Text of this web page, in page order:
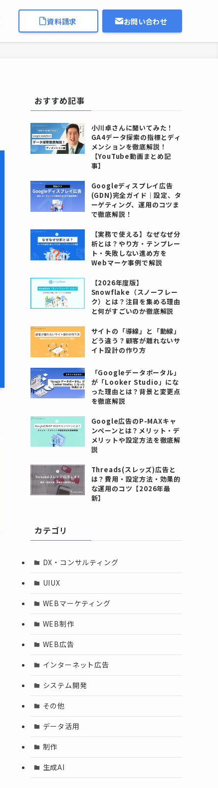
資料請求 お問い合わせ
おすすめ記事
小川卓さんに聞いてみた！
GA4データ探索の指標とディ
メンションを徹底解説！
【YouTube動画まとめ記
事】
Googleディスプレイ広告
(GDN)完全ガイド｜設定、タ
ーゲティング、運用のコツま
で徹底解説！
【実務で使える】なぜなぜ分
析とは？やり方・テンプレー
ト・失敗しない進め方を
Webマーケ事例で解説
【2026年度版】
Snowflake（スノーフレー
ク）とは？注目を集める理由
と何がすごいのか徹底解説
サイトの「導線」と「動線」
どう違う？顧客が離れないサ
イト設計の作り方
「Googleデータポータル」
が「Looker Studio」にな
った理由とは？背景と変更点
を徹底解説
Google広告のP-MAXキャ
ンペーンとは？メリット・デ
メリットや設定方法を徹底解
説
Threads(スレッズ)広告と
は？費用・設定方法・効果的
な運用のコツ【2026年最
新】
カテゴリ
DX・コンサルティング
UIUX
WEBマーケティング
WEB制作
WEB広告
インターネット広告
システム開発
その他
データ活用
制作
生成AI